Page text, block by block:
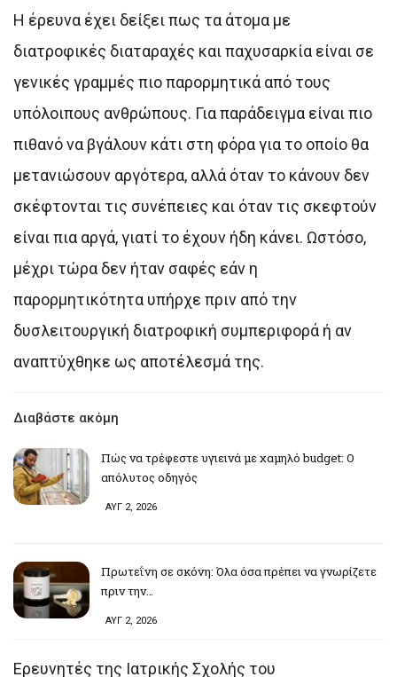
Η έρευνα έχει δείξει πως τα άτομα με
διατροφικές διαταραχές και παχυσαρκία είναι σε
γενικές γραμμές πιο παρορμητικά από τους
υπόλοιπους ανθρώπους. Για παράδειγμα είναι πιο
πιθανό να βγάλουν κάτι στη φόρα για το οποίο θα
μετανιώσουν αργότερα, αλλά όταν το κάνουν δεν
σκέφτονται τις συνέπειες και όταν τις σκεφτούν
είναι πια αργά, γιατί το έχουν ήδη κάνει. Ωστόσο,
μέχρι τώρα δεν ήταν σαφές εάν η
παρορμητικότητα υπήρχε πριν από την
δυσλειτουργική διατροφική συμπεριφορά ή αν
αναπτύχθηκε ως αποτέλεσμά της.
Διαβάστε ακόμη
Πώς να τρέφεστε υγιεινά με χαμηλό budget: Ο
απόλυτος οδηγός
ΑΥΓ 2, 2026
Πρωτεΐνη σε σκόνη: Όλα όσα πρέπει να γνωρίζετε
πριν την…
ΑΥΓ 2, 2026
Ερευνητές της Ιατρικής Σχολής του